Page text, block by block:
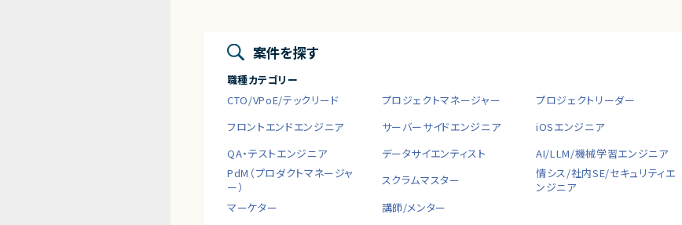
案件を探す
職種カテゴリー
CTO/VPoE/テックリード
プロジェクトマネージャー プロジェクトリーダー
フロントエンドエンジニア
サーバーサイドエンジニア iOSエンジニア
QA・テストエンジニア
データサイエンティスト AI/LLM/機械学習エンジニア
PdM（プロダクトマネージャ
ー）
スクラムマスター
情シス/社内SE/セキュリティエ
ンジニア
マーケター
講師/メンター